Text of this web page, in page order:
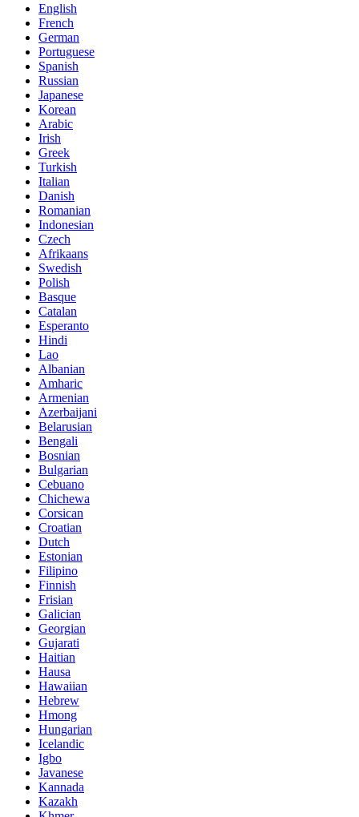
English
French
German
Portuguese
Spanish
Russian
Japanese
Korean
Arabic
Irish
Greek
Turkish
Italian
Danish
Romanian
Indonesian
Czech
Afrikaans
Swedish
Polish
Basque
Catalan
Esperanto
Hindi
Lao
Albanian
Amharic
Armenian
Azerbaijani
Belarusian
Bengali
Bosnian
Bulgarian
Cebuano
Chichewa
Corsican
Croatian
Dutch
Estonian
Filipino
Finnish
Frisian
Galician
Georgian
Gujarati
Haitian
Hausa
Hawaiian
Hebrew
Hmong
Hungarian
Icelandic
Igbo
Javanese
Kannada
Kazakh